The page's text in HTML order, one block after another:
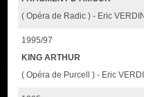
( Opéra de Radic ) - Eric
1995/97
KING ARTHUR
( Opéra de Purcell ) - Eric